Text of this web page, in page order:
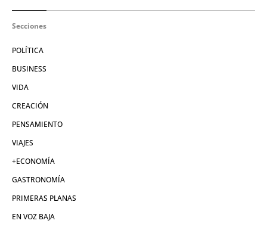
Secciones
POLÍTICA
BUSINESS
VIDA
CREACIÓN
PENSAMIENTO
VIAJES
+ECONOMÍA
GASTRONOMÍA
PRIMERAS PLANAS
EN VOZ BAJA